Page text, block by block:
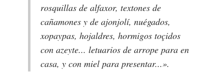
rosquillas de alfaxor, textones de
cañamones y de ajonjolí, nuégados,
xopaypas, hojaldres, hormigos toçidos
con azeyte... letuarios de arrope para en
casa, y con miel para presentar...».